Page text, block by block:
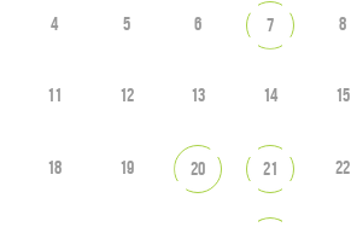
4 5 6 7 8
11 12 13 14 15
18 19 20 21 22